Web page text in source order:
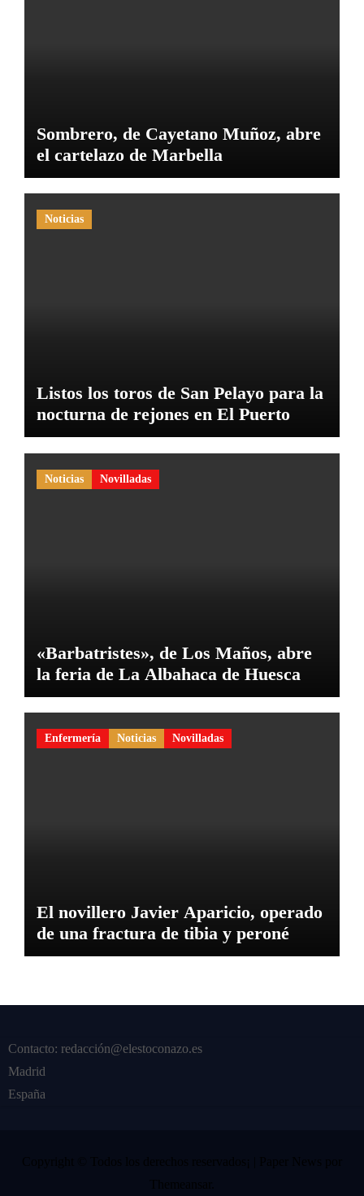
Sombrero, de Cayetano Muñoz, abre
el cartelazo de Marbella
Noticias
Listos los toros de San Pelayo para la
nocturna de rejones en El Puerto
Noticias Novilladas
«Barbatristes», de Los Maños, abre
la feria de La Albahaca de Huesca
Enfermería Noticias Novilladas
El novillero Javier Aparicio, operado
de una fractura de tibia y peroné
Contacto: redacción@elestoconazo.es
Madrid
España